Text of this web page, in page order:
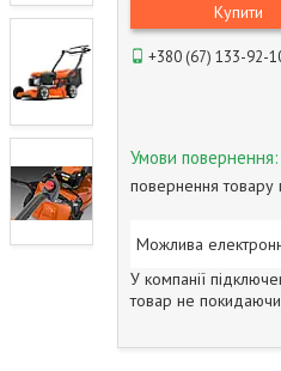
Купити
+380 (67) 133-92-
повернення товару
У компанії
товар не покидаючи